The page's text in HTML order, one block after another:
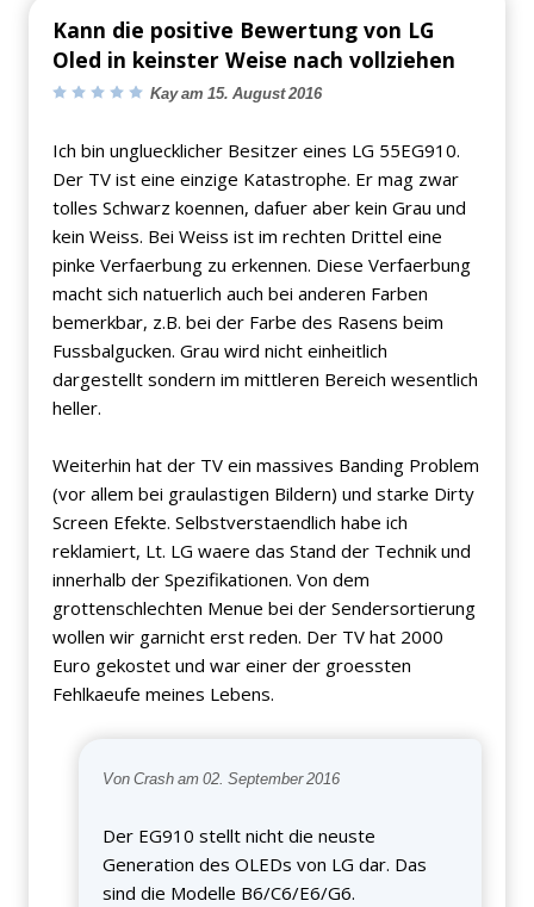
Kann die positive Bewertung von LG
Oled in keinster Weise nach vollziehen
Kay am 15. August 2016
Ich bin ungluecklicher Besitzer eines LG 55EG910.
Der TV ist eine einzige Katastrophe. Er mag zwar
tolles Schwarz koennen, dafuer aber kein Grau und
kein Weiss. Bei Weiss ist im rechten Drittel eine
pinke Verfaerbung zu erkennen. Diese Verfaerbung
macht sich natuerlich auch bei anderen Farben
bemerkbar, z.B. bei der Farbe des Rasens beim
Fussbalgucken. Grau wird nicht einheitlich
dargestellt sondern im mittleren Bereich wesentlich
heller.
Weiterhin hat der TV ein massives Banding Problem
(vor allem bei graulastigen Bildern) und starke Dirty
Screen Efekte. Selbstverstaendlich habe ich
reklamiert, Lt. LG waere das Stand der Technik und
innerhalb der Spezifikationen. Von dem
grottenschlechten Menue bei der Sendersortierung
wollen wir garnicht erst reden. Der TV hat 2000
Euro gekostet und war einer der groessten
Fehlkaeufe meines Lebens.
Von Crash am 02. September 2016
Der EG910 stellt nicht die neuste
Generation des OLEDs von LG dar. Das
sind die Modelle B6/C6/E6/G6.